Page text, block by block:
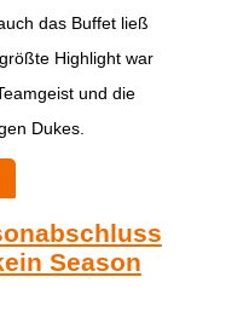
das Buffet ließ
Highlight war
und die
Dukes.
Season